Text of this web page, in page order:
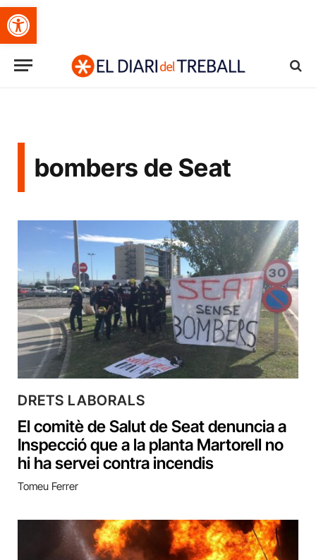
Obre la barra d'eines
bombers de Seat
DRETS LABORALS
El comitè de Salut de Seat denuncia a
Inspecció que a la planta Martorell no
hi ha servei contra incendis
Tomeu Ferrer